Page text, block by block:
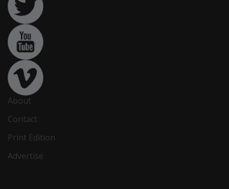
About
Contact
Print Edition
Advertise